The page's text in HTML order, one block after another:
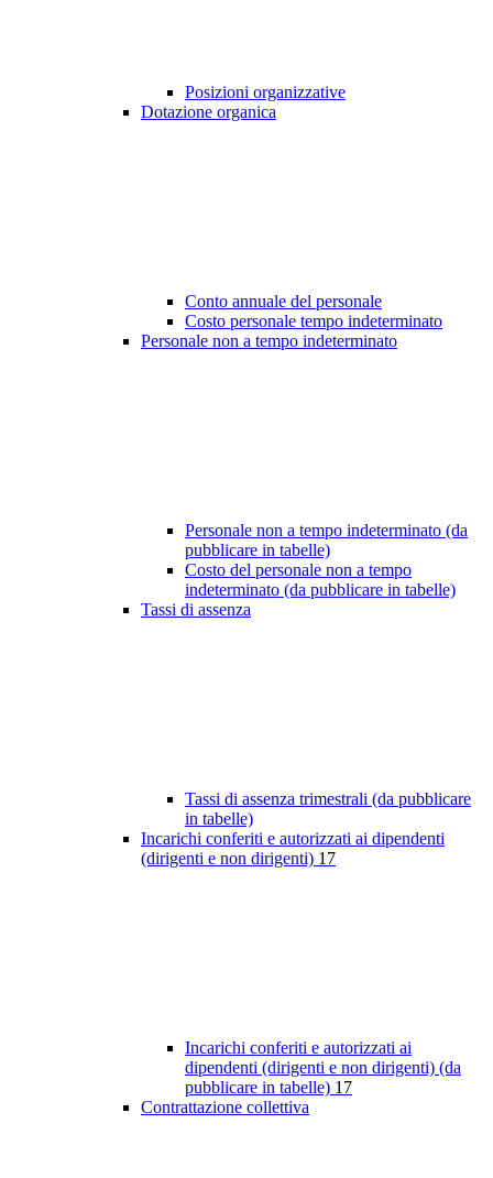
Posizioni organizzative
Dotazione organica
Conto annuale del personale
Costo personale tempo indeterminato
Personale non a tempo indeterminato
Personale non a tempo indeterminato (da
pubblicare in tabelle)
Costo del personale non a tempo
indeterminato (da pubblicare in tabelle)
Tassi di assenza
Tassi di assenza trimestrali (da pubblicare
in tabelle)
Incarichi conferiti e autorizzati ai dipendenti
(dirigenti e non dirigenti) 17
Incarichi conferiti e autorizzati ai
dipendenti (dirigenti e non dirigenti) (da
pubblicare in tabelle) 17
Contrattazione collettiva